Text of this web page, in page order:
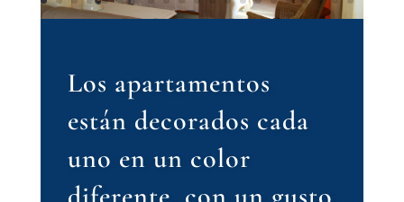
Los apartamentos
están decorados cada
uno en un color